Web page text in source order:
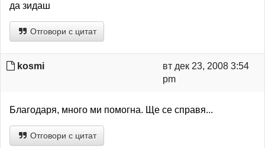
да зидаш
Отговори с цитат
kosmi
вт дек 23, 2008 3:54
pm
Благодаря, много ми помогна. Ще се справя...
Отговори с цитат